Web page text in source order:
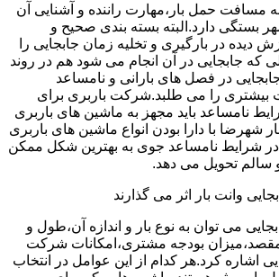
حمل بار،مهارت راننده و آشنایی آن
بستگی دارد.البته بسته بندی صحیح و
دیده در بارگیری و تخلیه زمان جابجایی را
که جابجایی در آن انجام می شود هم در روند
در فصل های بارانی و نامساعد
را می طلبد.شرکت باربری برای
نامساعد باید مجهز به ماشین های باربری
شهرضا با دارا بودن انواع ماشین های باربری
شرایط نامساعد جوی به بهترین شکل ممکن
تحویل می دهد.
وانت بار اثر می گذارند
می توان به نوع بار و اندازه آن،طول و
مقصد،میزان بودجه مشتری،امکانات شرکت
اشاره کرد.هر کدام از این عوامل در انتخاب